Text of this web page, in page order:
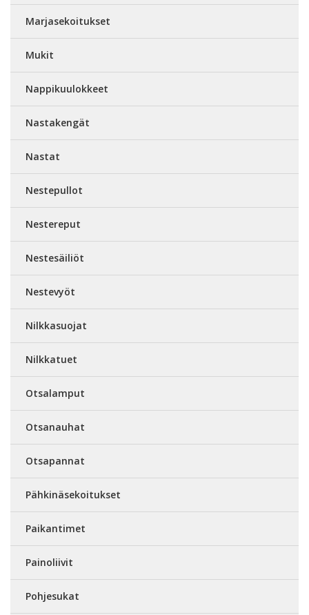
Marjasekoitukset
Mukit
Nappikuulokkeet
Nastakengät
Nastat
Nestepullot
Nestereput
Nestesäiliöt
Nestevyöt
Nilkkasuojat
Nilkkatuet
Otsalamput
Otsanauhat
Otsapannat
Pähkinäsekoitukset
Paikantimet
Painoliivit
Pohjesukat